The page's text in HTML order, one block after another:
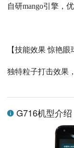
自研mango引擎，
【技能效果 惊艳眼
独特粒子打击效果，
G716机型介绍